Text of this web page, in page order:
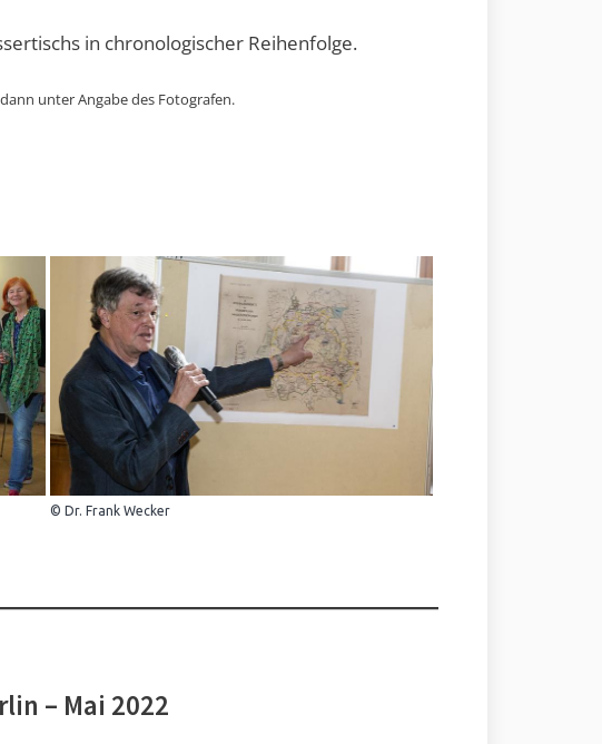
in chronologischer Reihenfolge.
unter Angabe des Fotografen.
© Dr. Frank Wecker
– Mai 2022